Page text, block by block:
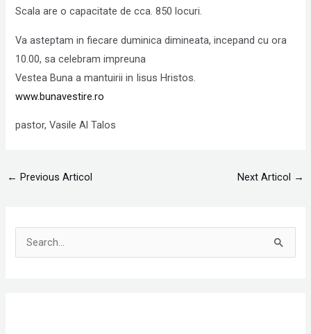
Scala are o capacitate de cca. 850 locuri.
Va asteptam in fiecare duminica dimineata, incepand cu ora
10.00, sa celebram impreuna
Vestea Buna a mantuirii in Iisus Hristos.
www.bunavestire.ro
pastor, Vasile Al Talos
← Previous Articol Next Articol →